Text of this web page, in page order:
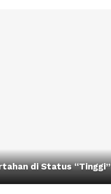
di Status “Tinggi”